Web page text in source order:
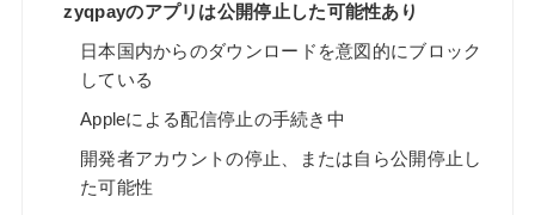
zyqpayのアプリは公開停止した可能性あり
日本国内からのダウンロードを意図的にブロック
している
Appleによる配信停止の手続き中
開発者アカウントの停止、または自ら公開停止し
た可能性